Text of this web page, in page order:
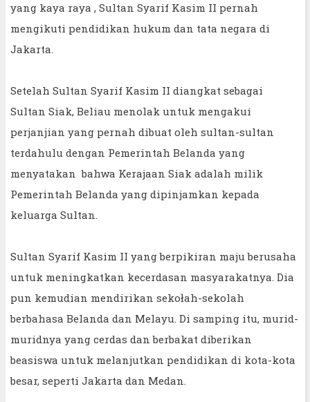
yang kaya raya , Sultan Syarif Kasim II pernah
mengikuti pendidikan hukum dan tata negara di
Jakarta.
Setelah Sultan Syarif Kasim II diangkat sebagai
Sultan Siak, Beliau menolak untuk mengakui
perjanjian yang pernah dibuat oleh sultan-sultan
terdahulu dengan Pemerintah Belanda yang
menyatakan bahwa Kerajaan Siak adalah milik
Pemerintah Belanda yang dipinjamkan kepada
keluarga Sultan.
Sultan Syarif Kasim II yang berpikiran maju berusaha
untuk meningkatkan kecerdasan masyarakatnya. Dia
pun kemudian mendirikan sekołah-sekolah
berbahasa Belanda dan Melayu. Di samping itu, murid-
muridnya yang cerdas dan berbakat diberikan
beasiswa untuk melanjutkan pendidikan di kota-kota
besar, seperti Jakarta dan Medan.